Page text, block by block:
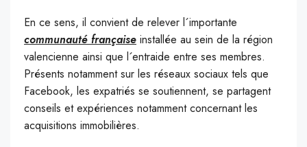
En ce sens, il convient de relever l´importante
communauté française installée au sein de la région
valencienne ainsi que l´entraide entre ses membres.
Présents notamment sur les réseaux sociaux tels que
Facebook, les expatriés se soutiennent, se partagent
conseils et expériences notamment concernant les
acquisitions immobilières.